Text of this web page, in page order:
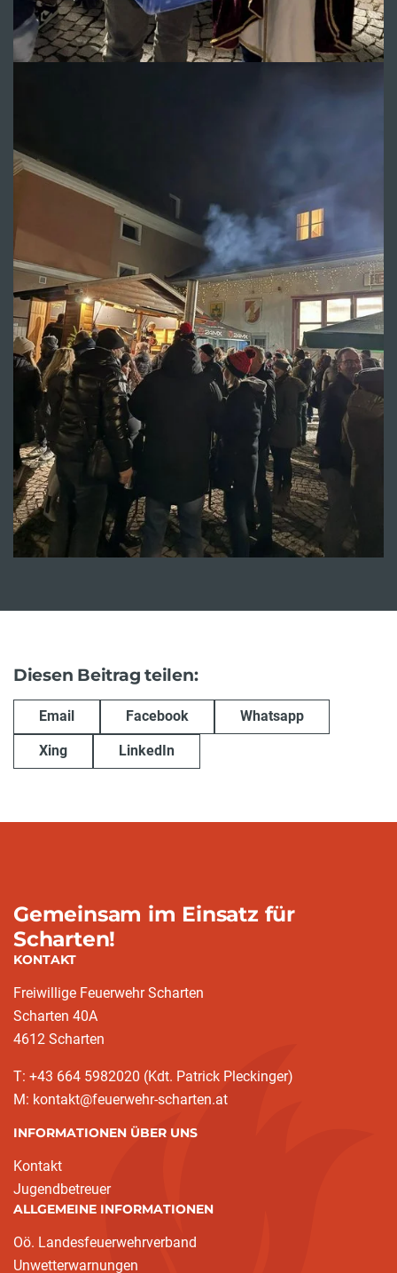
Diesen Beitrag teilen:
Email Facebook Whatsapp
Xing LinkedIn
Gemeinsam im Einsatz für
Scharten!
KONTAKT
Freiwillige Feuerwehr Scharten
Scharten 40A
4612 Scharten
T: +43 664 5982020 (Kdt. Patrick Pleckinger)
M: kontakt@feuerwehr-scharten.at
INFORMATIONEN ÜBER UNS
Kontakt
Jugendbetreuer
ALLGEMEINE INFORMATIONEN
Oö. Landesfeuerwehrverband
Unwetterwarnungen